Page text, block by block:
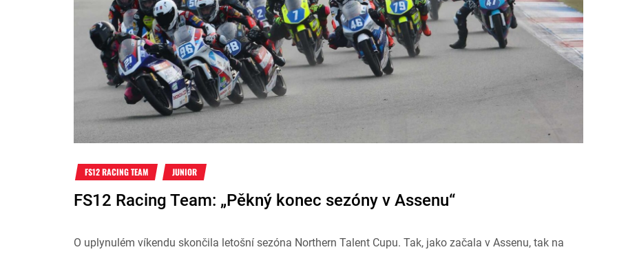
FS12 RACING TEAM JUNIOR
FS12 Racing Team: „Pěkný konec sezóny v Assenu“
O uplynulém víkendu skončila letošní sezóna Northern Talent Cupu. Tak, jako začala v Assenu, tak na